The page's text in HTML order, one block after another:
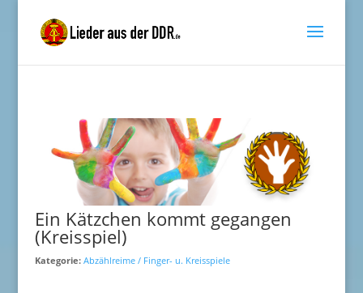
Ein Kätzchen kommt gegangen
(Kreisspiel)
Kategorie: Abzählreime / Finger- u. Kreisspiele